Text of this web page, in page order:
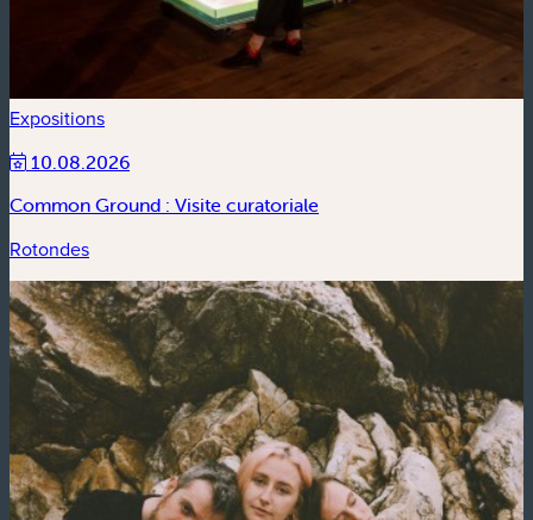
Expositions
10.08.2026
Common Ground : Visite curatoriale
Rotondes